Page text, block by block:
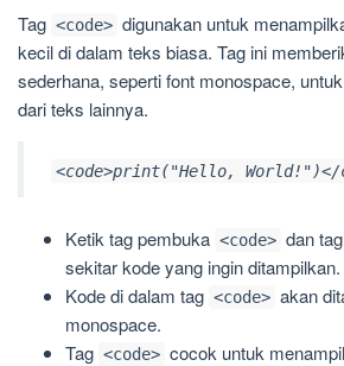
Tag <code> digunakan untuk
kecil di dalam teks biasa. Tag ini
sederhana, seperti font monospace,
dari teks lainnya.
<code>print("Hello, World!")</
Ketik tag pembuka <code> dan
sekitar kode yang ingin ditampilkan.
Kode di dalam tag <code> akan
monospace.
Tag <code> cocok untuk